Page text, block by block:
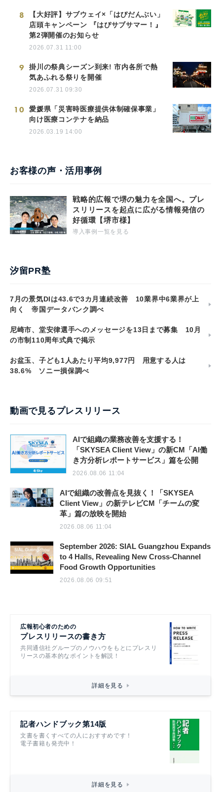
8
【大好評】サブウェイ×「はぴだんぶい」
店頭キャンペーン 『はぴサブサマー！』
第2弾開催のお知らせ
2026.07.31 11:00
9
掛川の祭典シーズン到来! 市内各所で熱
気あふれる祭りを開催
2026.07.31 09:30
10
愛媛県「災害時医療提供体制確保事業」
向け医療コンテナを納品
2026.03.19 14:00
お客様の声・活用事例
戦略的広報で堺の魅力を全国へ。プレ
スリリースを起点に広がる情報発信の
好循環【堺市様】
導入事例一覧を見る
汐留PR塾
7月の景気DIは43.6で3カ月連続改善 10業界中6業界が上
向く 帝国データバンク調べ
尼崎市、堂安律選手へのメッセージを13日まで募集 10月
の市制110周年式典で掲示
お盆玉、子ども1人あたり平均9,977円 用意する人は
38.6% ソニー損保調べ
動画で見るプレスリリース
AIで組織の業務改善を支援する！
「SKYSEA Client View」の新CM「AI働
き方分析レポートサービス」篇を公開
2026.08.06 11:04
AIで組織の改善点を見抜く！「SKYSEA
Client View」の新テレビCM「チームの変
革」篇の放映を開始
2026.08.06 11:04
September 2026: SIAL Guangzhou Expands
to 4 Halls, Revealing New Cross-Channel
Food Growth Opportunities
2026.08.06 09:51
広報初心者のための
プレスリリースの書き方
共同通信社グループのノウハウをもとにプレスリ
リースの基本的なポイントを解説！
詳細を見る
記者ハンドブック第14版
文書を書くすべての人におすすめです！
電子書籍も発売中！
詳細を見る